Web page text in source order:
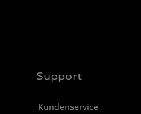
Support
Kundenservice